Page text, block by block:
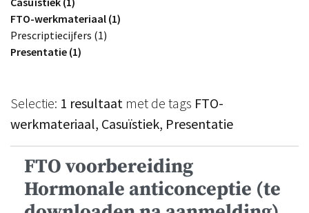
FTO-werkmateriaal (1)
Prescriptiecijfers (1)
Presentatie (1)
Selectie: 1 resultaat met de tags FTO-
werkmateriaal, Casuïstiek, Presentatie
FTO voorbereiding
Hormonale anticonceptie (te